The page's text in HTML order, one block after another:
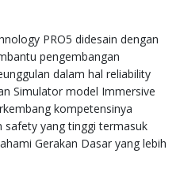
PRO5 didesain dengan
pengembangan
dalam hal reliability
Simulator model Immersive
kompetensinya
safety yang tinggi termasuk
Gerakan Dasar yang lebih